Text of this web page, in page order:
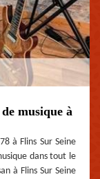
musique à
à Flins Sur Seine
dans tout le
à Flins Sur Seine